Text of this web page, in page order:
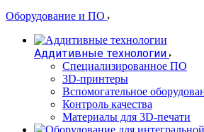
Оборудование и ПО
Аддитивные технологии
Специализированное ПО
3D-принтеры
Вспомогательное
Контроль качества
Материалы для 3D-печати